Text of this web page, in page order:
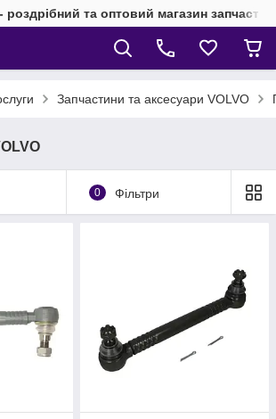
та оптовий магазин
Запчастини та аксесуари VOLVO
0 Фільтри